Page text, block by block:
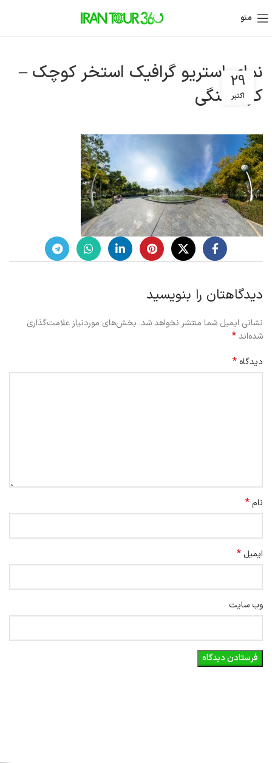
منو
نمای استریو گرافیک استخر کوچک –
کوهسنگی
29
اکتبر
دیدگاهتان را بنویسید
نشانی ایمیل شما منتشر نخواهد شد. بخش‌های موردنیاز علامت‌گذاری
شده‌اند*
دیدگاه *
نام*
ایمیل *
وب‌ سایت